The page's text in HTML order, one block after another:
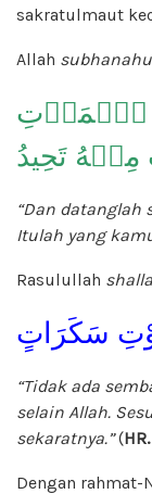
sakratulmaut
Allah
تَحِيدُ
“Dan datanglah
Itulah yang
Rasulullah
سَكَرَاتٍ
“Tidak ada
selain Allah.
sekaratnya.”(
Dengan rahmat-